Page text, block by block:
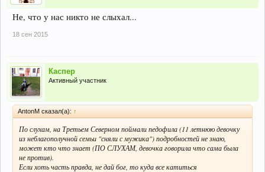
Не, что у нас никто не слыхал...
18 сен 2015
Каспер
Активный участник
AntonM сказал(а): ↑
По слухам, на Третьем Северном поймали педофила (11 летнюю девочку
из неблагополучной семьи "сняли с мужика") подробностей не знаю,
может кто что знает (ПО СЛУХАМ, девочка говорила что сама была
не против).
Если хоть часть правда, не дай бог, то куда все катиться